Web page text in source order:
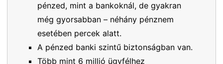
pénzed, mint a bankoknál, de gyakran
még gyorsabban – néhány pénznem
esetében percek alatt.
A pénzed banki szintű biztonságban van.
Több mint 6 millió ügyfélhez